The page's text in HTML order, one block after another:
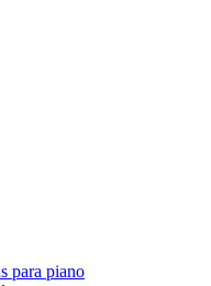
para piano